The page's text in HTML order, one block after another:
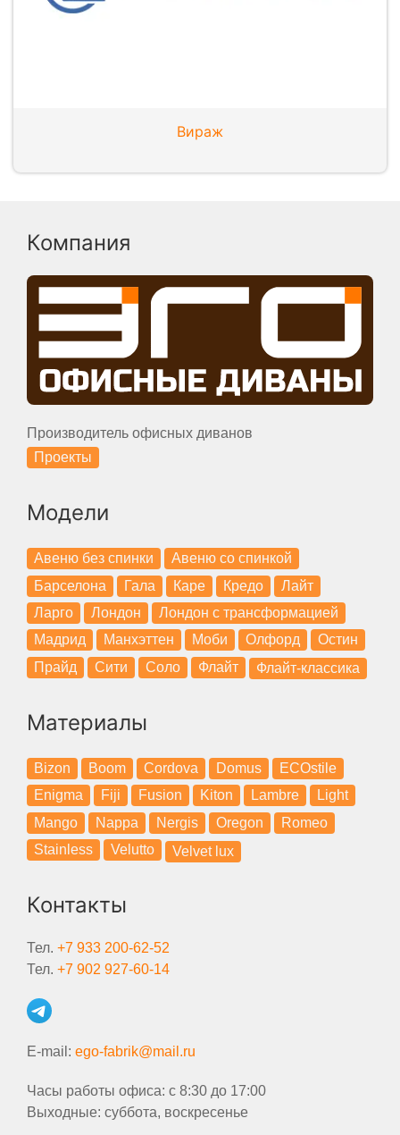
Вираж
Компания
Производитель офисных диванов
Проекты
Модели
Авеню без спинки
Авеню со спинкой
Барселона
Гала Каре Кредо
Лайт
Ларго
Лондон
Лондон с трансформацией
Мадрид
Манхэттен Моби Олфорд
Остин
Прайд
Сити Соло Флайт Флайт-классика
Материалы
Bizon Boom Cordova Domus
ECOstile
Enigma
Fiji Fusion Kiton Lambre
Light
Mango
Nappa Nergis Oregon
Romeo
Stainless
Velutto Velvet lux
Контакты
Тел. +7 933 200-62-52
Тел. +7 902 927-60-14
E-mail: ego-fabrik@mail.ru
Часы работы офиса: с 8:30 до 17:00
Выходные: суббота, воскресенье